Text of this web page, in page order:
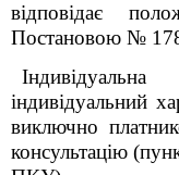
відповідає
Постановою №
індивідуальний
виключно
консультацію